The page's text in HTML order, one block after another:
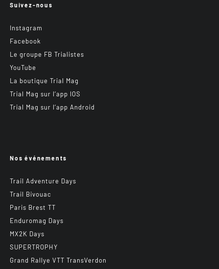
Suivez-nous
Instagram
Facebook
Le groupe FB Trialistes
YouTube
La boutique Trial Mag
Trial Mag sur l’app IOS
Trial Mag sur l’app Android
Nos événements
Trail Adventure Days
Trail Bivouac
Paris Brest TT
Enduromag Days
MX2K Days
SUPERTROPHY
Grand Rallye VTT TransVerdon